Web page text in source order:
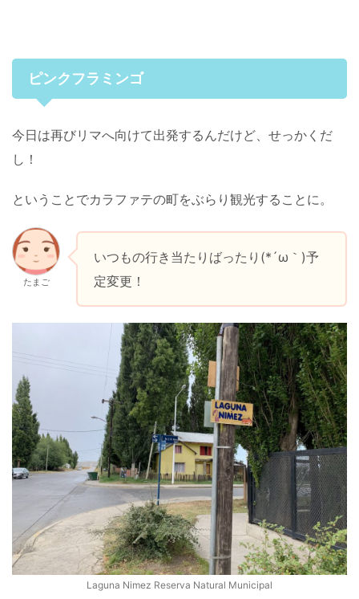
ピンクフラミンゴ
今日は再びリマへ向けて出発するんだけど、せっかくだ
し！
ということでカラファテの町をぶらり観光することに。
たまご
いつもの行き当たりばったり(*´ω｀)予
定変更！
Laguna Nimez Reserva Natural Municipal